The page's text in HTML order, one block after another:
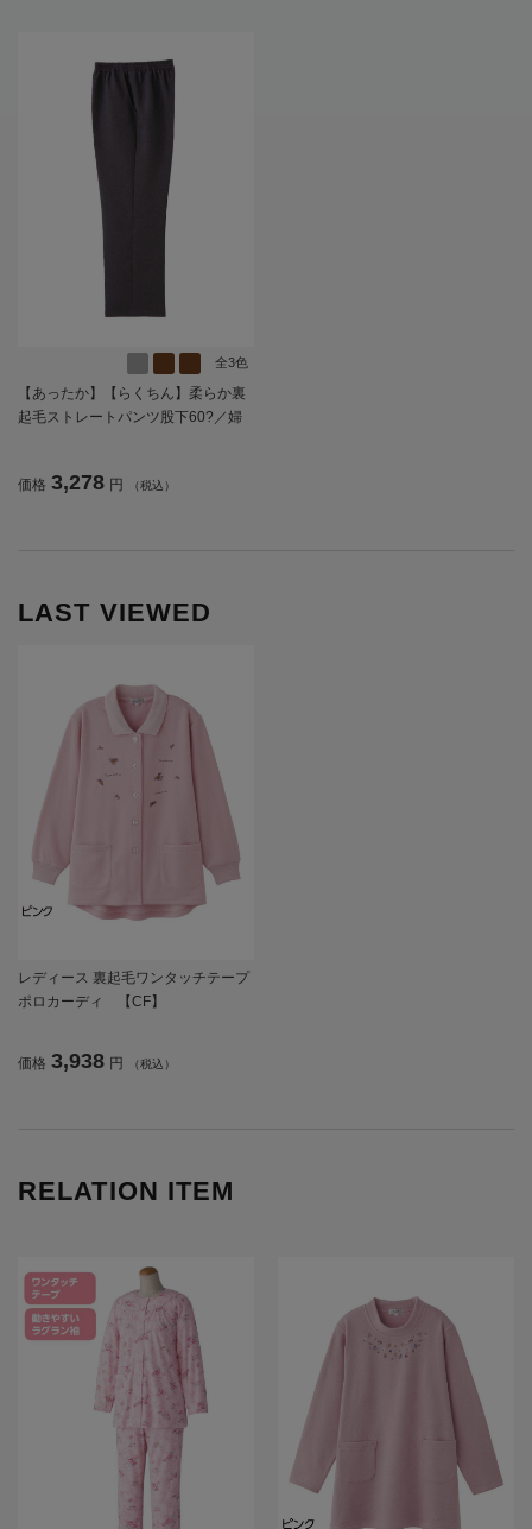
全3色
【あったか】【らくちん】柔らか裏
起毛ストレートパンツ股下60?／婦
欄付／のびのび／おしゃれ／ギフト
価格 3,278 円 （税込）
LAST VIEWED
レディース 裏起毛ワンタッチテープ
ポロカーディ 【CF】
価格 3,938 円 （税込）
RELATION ITEM